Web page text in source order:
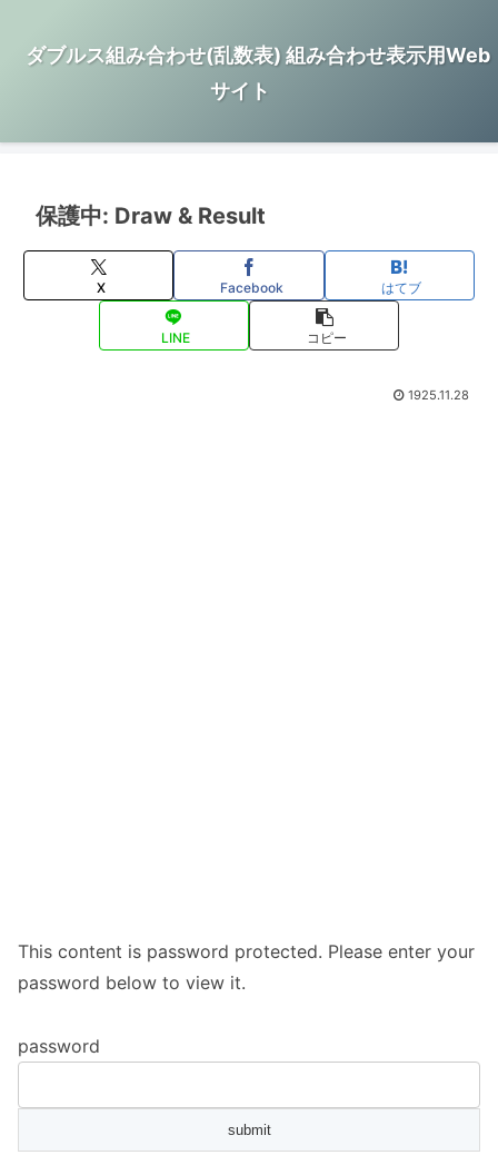
ダブルス組み合わせ(乱数表) 組み合わせ表示用Web
サイト
保護中: Draw & Result
X Facebook はてブ
LINE コピー
1925.11.28
This content is password protected. Please enter your
password below to view it.
password